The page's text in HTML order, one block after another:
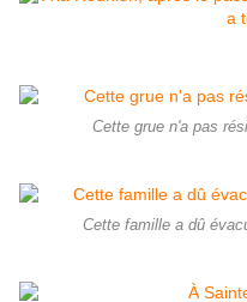
Cette grue n'a pas
Cette famille a dû